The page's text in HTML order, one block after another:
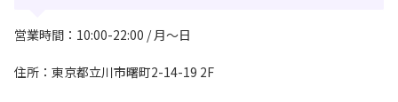
営業時間：10:00-22:00 / 月〜日
住所：東京都立川市曙町2-14-19 2F